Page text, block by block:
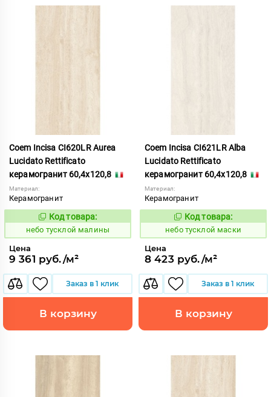
Coem Incisa CI620LR Aurea
Lucidato Rettificato
керамогранит 60,4x120,8
Материал:
Керамогранит
1122671
Код товара:
небо тусклой малины
Цена
9 361 руб./м²
Заказ в 1 клик
В корзину
Coem Incisa CI621LR Alba
Lucidato Rettificato
керамогранит 60,4x120,8
Материал:
Керамогранит
1122672
Код товара:
небо тусклой маски
Цена
8 423 руб./м²
Заказ в 1 клик
В корзину